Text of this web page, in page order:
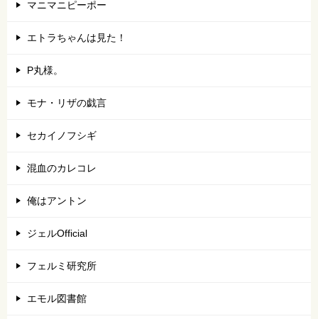
マニマニピーポー
エトラちゃんは見た！
P丸様。
モナ・リザの戯言
セカイノフシギ
混血のカレコレ
俺はアントン
ジェルOfficial
フェルミ研究所
エモル図書館